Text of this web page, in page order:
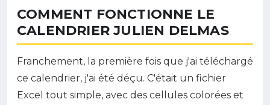
COMMENT FONCTIONNE LE
CALENDRIER JULIEN DELMAS
Franchement, la première fois que j'ai téléchargé
ce calendrier, j'ai été déçu. C'était un fichier
Excel tout simple, avec des cellules colorées et